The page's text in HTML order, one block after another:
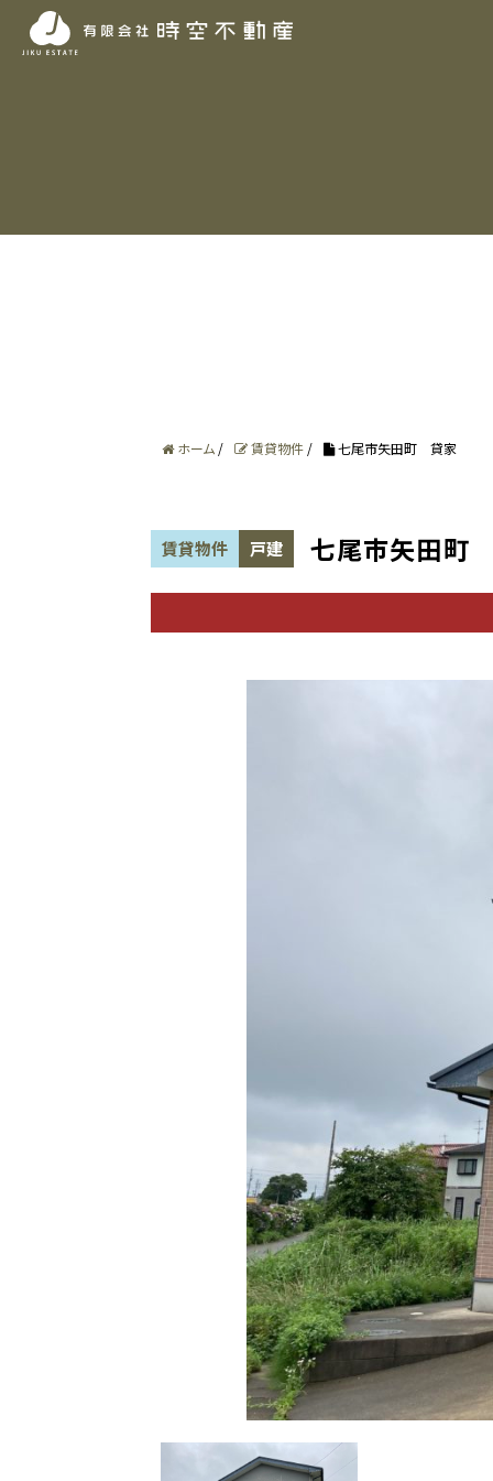
ホーム/ 賃貸物件/ 七尾市矢田町 貸家
賃貸物件 戸建 七尾市矢田町